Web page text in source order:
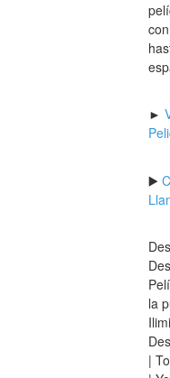
►
▶️
la
|